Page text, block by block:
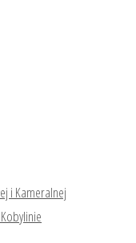
i Kameralnej